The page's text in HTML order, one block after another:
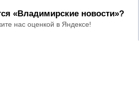
серия Эл № ФС77-78858 от 4
выписке из реестра
массовой информации
Принять